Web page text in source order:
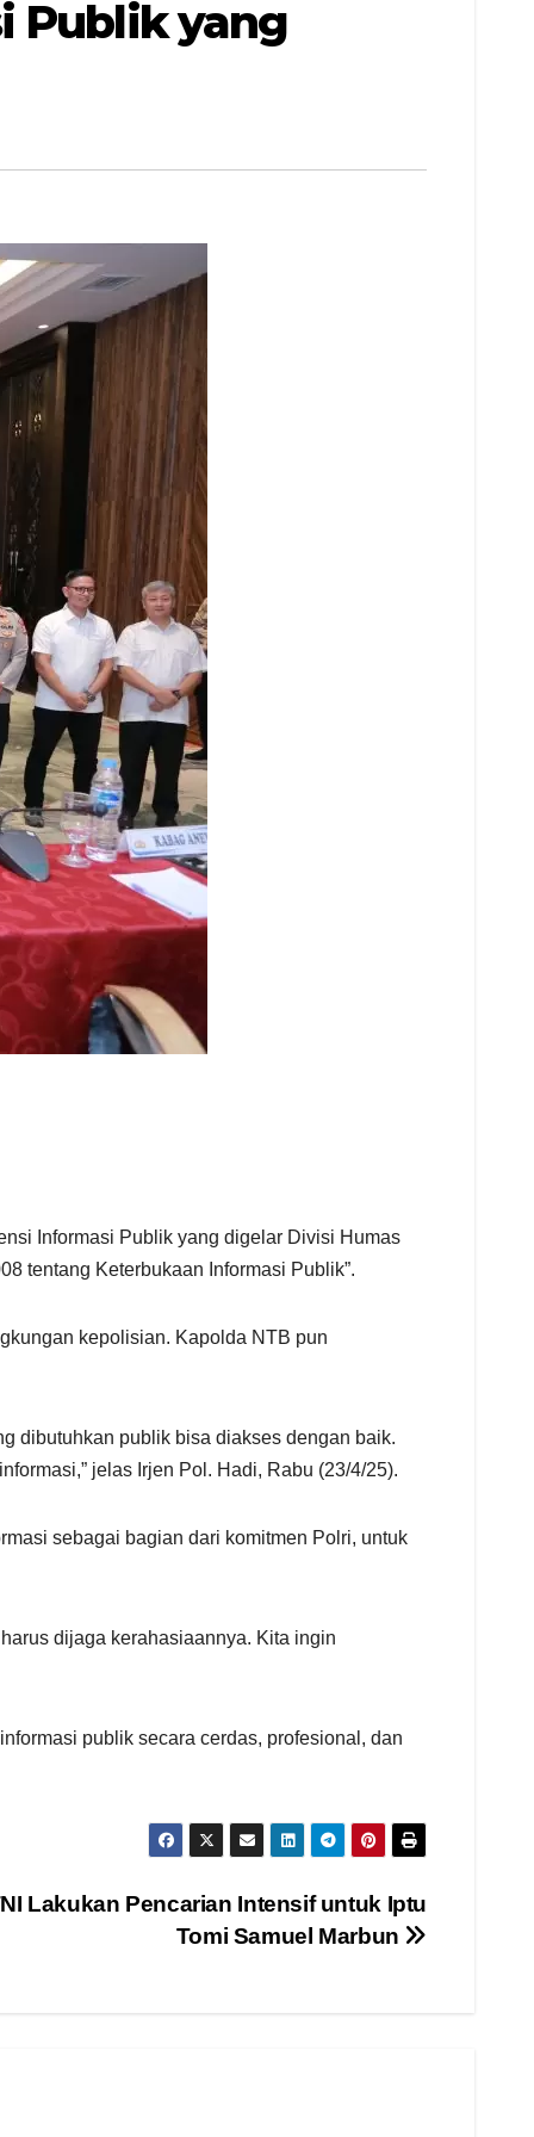
Publik yang
Informasi Publik yang digelar Divisi Humas
tentang Keterbukaan Informasi Publik”.
kepolisian. Kapolda NTB pun
dibutuhkan publik bisa diakses dengan baik.
jelas Irjen Pol. Hadi, Rabu (23/4/25).
sebagai bagian dari komitmen Polri, untuk
dijaga kerahasiaannya. Kita ingin
publik secara cerdas, profesional, dan
Lakukan Pencarian Intensif untuk Iptu
Tomi Samuel Marbun